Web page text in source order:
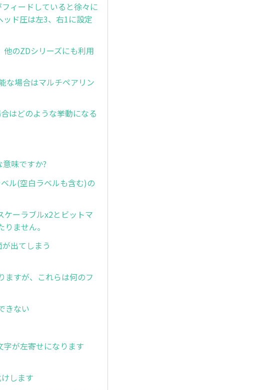
ィードしていると徐々に
ド圧は左3、右1に設定
のZDシリーズにも利用
な場合はマルチペアリン
はどのような挙動になる
味ですか?
ル(空白ラベルも含む)の
ーラブルx2とビットマ
ません。
出てしまう
ますが、これらは何のフ
きない
が左寄せになります
します